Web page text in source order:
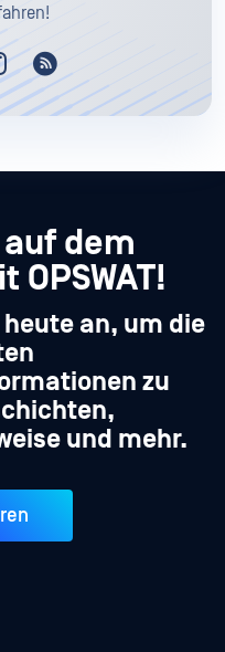
dem
OPSWAT!
an, um die
zu
und mehr.